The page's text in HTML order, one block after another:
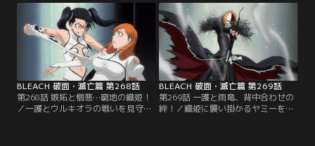
サエティを攻め落とすことだったの
だ。それを予期して、死神たちも現
世に陣を展開、それぞれに激闘を繰
り広げていた。≪総集編≫【提供：
バンダイチャンネル】
できていてふたりの攻撃ではバッテ
ィカロアにダメージを負わせられな
い。唯一バッティカロアを倒すこと
のできる氷雪系の斬魄刀を持つルキ
アも刀剣解放したルドボーンとの戦
闘でピンチとなっていた。【提供：
バンダイチャンネル】
BLEACH 破面・滅亡篇 第268話
第268話 嫉妬と憎悪…窮地の織姫！
／一護とウルキオラの戦いを見守る
BLEACH 破面・滅亡篇 第269話
第269話 一護と雨竜、背中合わせの
絆！／織姫に襲い掛かるヤミーを止